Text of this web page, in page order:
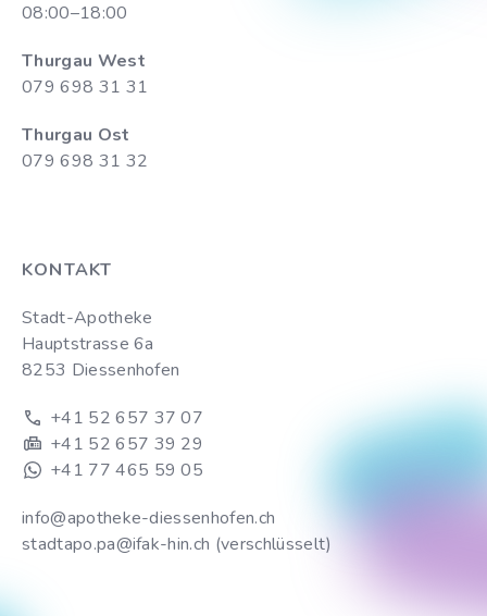
08:00–18:00
Thurgau West
079 698 31 31
Thurgau Ost
079 698 31 32
KONTAKT
Stadt-Apotheke
Hauptstrasse 6a
8253 Diessenhofen
+41 52 657 37 07
+41 52 657 39 29
+41 77 465 59 05
info@apotheke-diessenhofen.ch
stadtapo.pa@ifak-hin.ch (verschlüsselt)